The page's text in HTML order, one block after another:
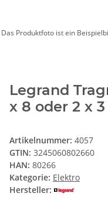
Das Produktfoto ist ein
Legrand
x 8 oder 2 x
Artikelnummer: 4057
GTIN: 3245060802660
HAN: 80266
Kategorie: Elektro
Hersteller: